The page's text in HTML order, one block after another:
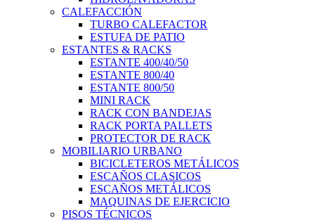
CALEFACCIÓN
TURBO CALEFACTOR
ESTUFA DE PATIO
ESTANTES & RACKS
ESTANTE 400/40/50
ESTANTE 800/40
ESTANTE 800/50
MINI RACK
RACK CON BANDEJAS
RACK PORTA PALLETS
PROTECTOR DE RACK
MOBILIARIO URBANO
BICICLETEROS METÁLICOS
ESCAÑOS CLASICOS
ESCAÑOS METÁLICOS
MAQUINAS DE EJERCICIO
PISOS TÉCNICOS